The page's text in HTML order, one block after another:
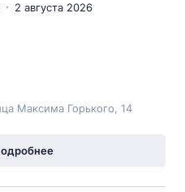
2 августа 2026
Максима Горького, 14